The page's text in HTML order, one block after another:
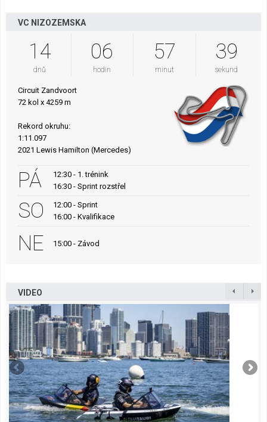
VC NIZOZEMSKA
14
dnů
06
hodin
57
minut
38
sekund
Circuit Zandvoort
72 kol x 4259 m
Rekord okruhu:
1:11.097
2021 Lewis Hamilton (Mercedes)
PÁ
12:30 - 1. trénink
16:30 - Sprint rozstřel
SO
12:00 - Sprint
16:00 - Kvalifikace
NE 15:00 - Závod
VIDEO